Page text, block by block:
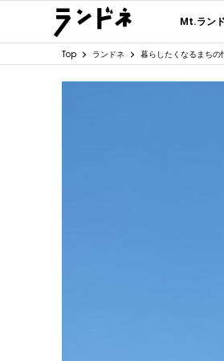
Mt.ラン
Top ランドネ 暮らしたくなるまちの